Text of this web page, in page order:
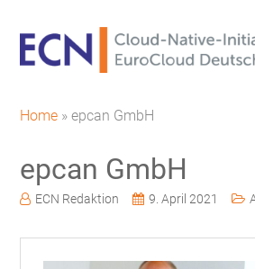
Home »epcan GmbH
epcan GmbH
ECN Redaktion 9. April 2021